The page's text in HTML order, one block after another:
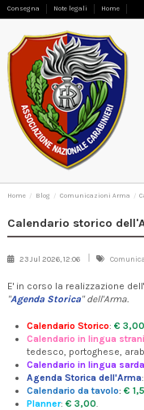
Consegna Note legali Home
Home Blog Comunicazioni Arma
Calendario storico
23 Jul 2026, 12:06
E' in corso la realizzazione
"Agenda Storica" dell'Arma.
Calendario Storico: € 3,00
Calendario in lingua
tedesco, portoghese,
Calendario in lingua
Agenda Storica dell'Arma:
Calendario da tavolo: €
Planner: € 3,00